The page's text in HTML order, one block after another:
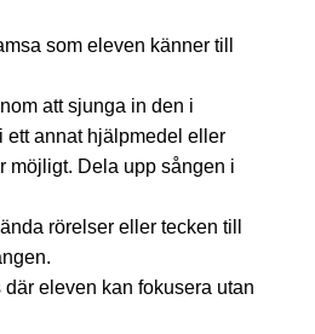
som eleven känner till
att sjunga in den i
ett annat hjälpmedel eller
möjligt. Dela upp sången i
rörelser eller tecken till
eleven kan fokusera utan